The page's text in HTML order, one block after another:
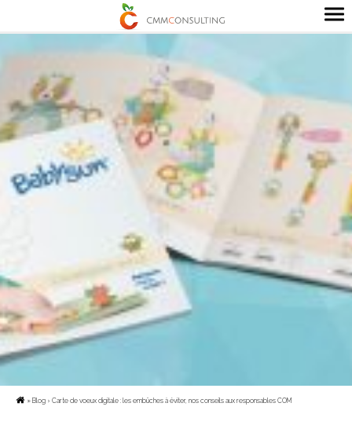
» Blog› Carte de voeux digitale : les embûches à éviter, nos conseils aux responsables COM